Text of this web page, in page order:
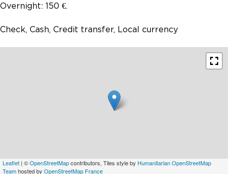
Overnight: 150 €.
Check, Cash, Credit transfer, Local currency
Leaflet | ©OpenStreetMapcontributors, Tiles style by Humanitarian OpenStreetMap
Teamhosted by OpenStreetMap France